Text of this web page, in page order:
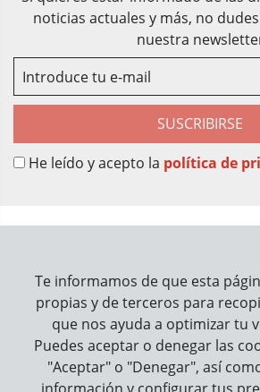
noticias actuales y más, no
nuestra
SUSCRIBIRSE
He leído y acepto la política de
Información
Cómo trabajamos
Te informamos de que esta
propias y de terceros para
que nos ayuda a optimizar tu
Puedes aceptar o denegar las
"Aceptar" o "Denegar", así